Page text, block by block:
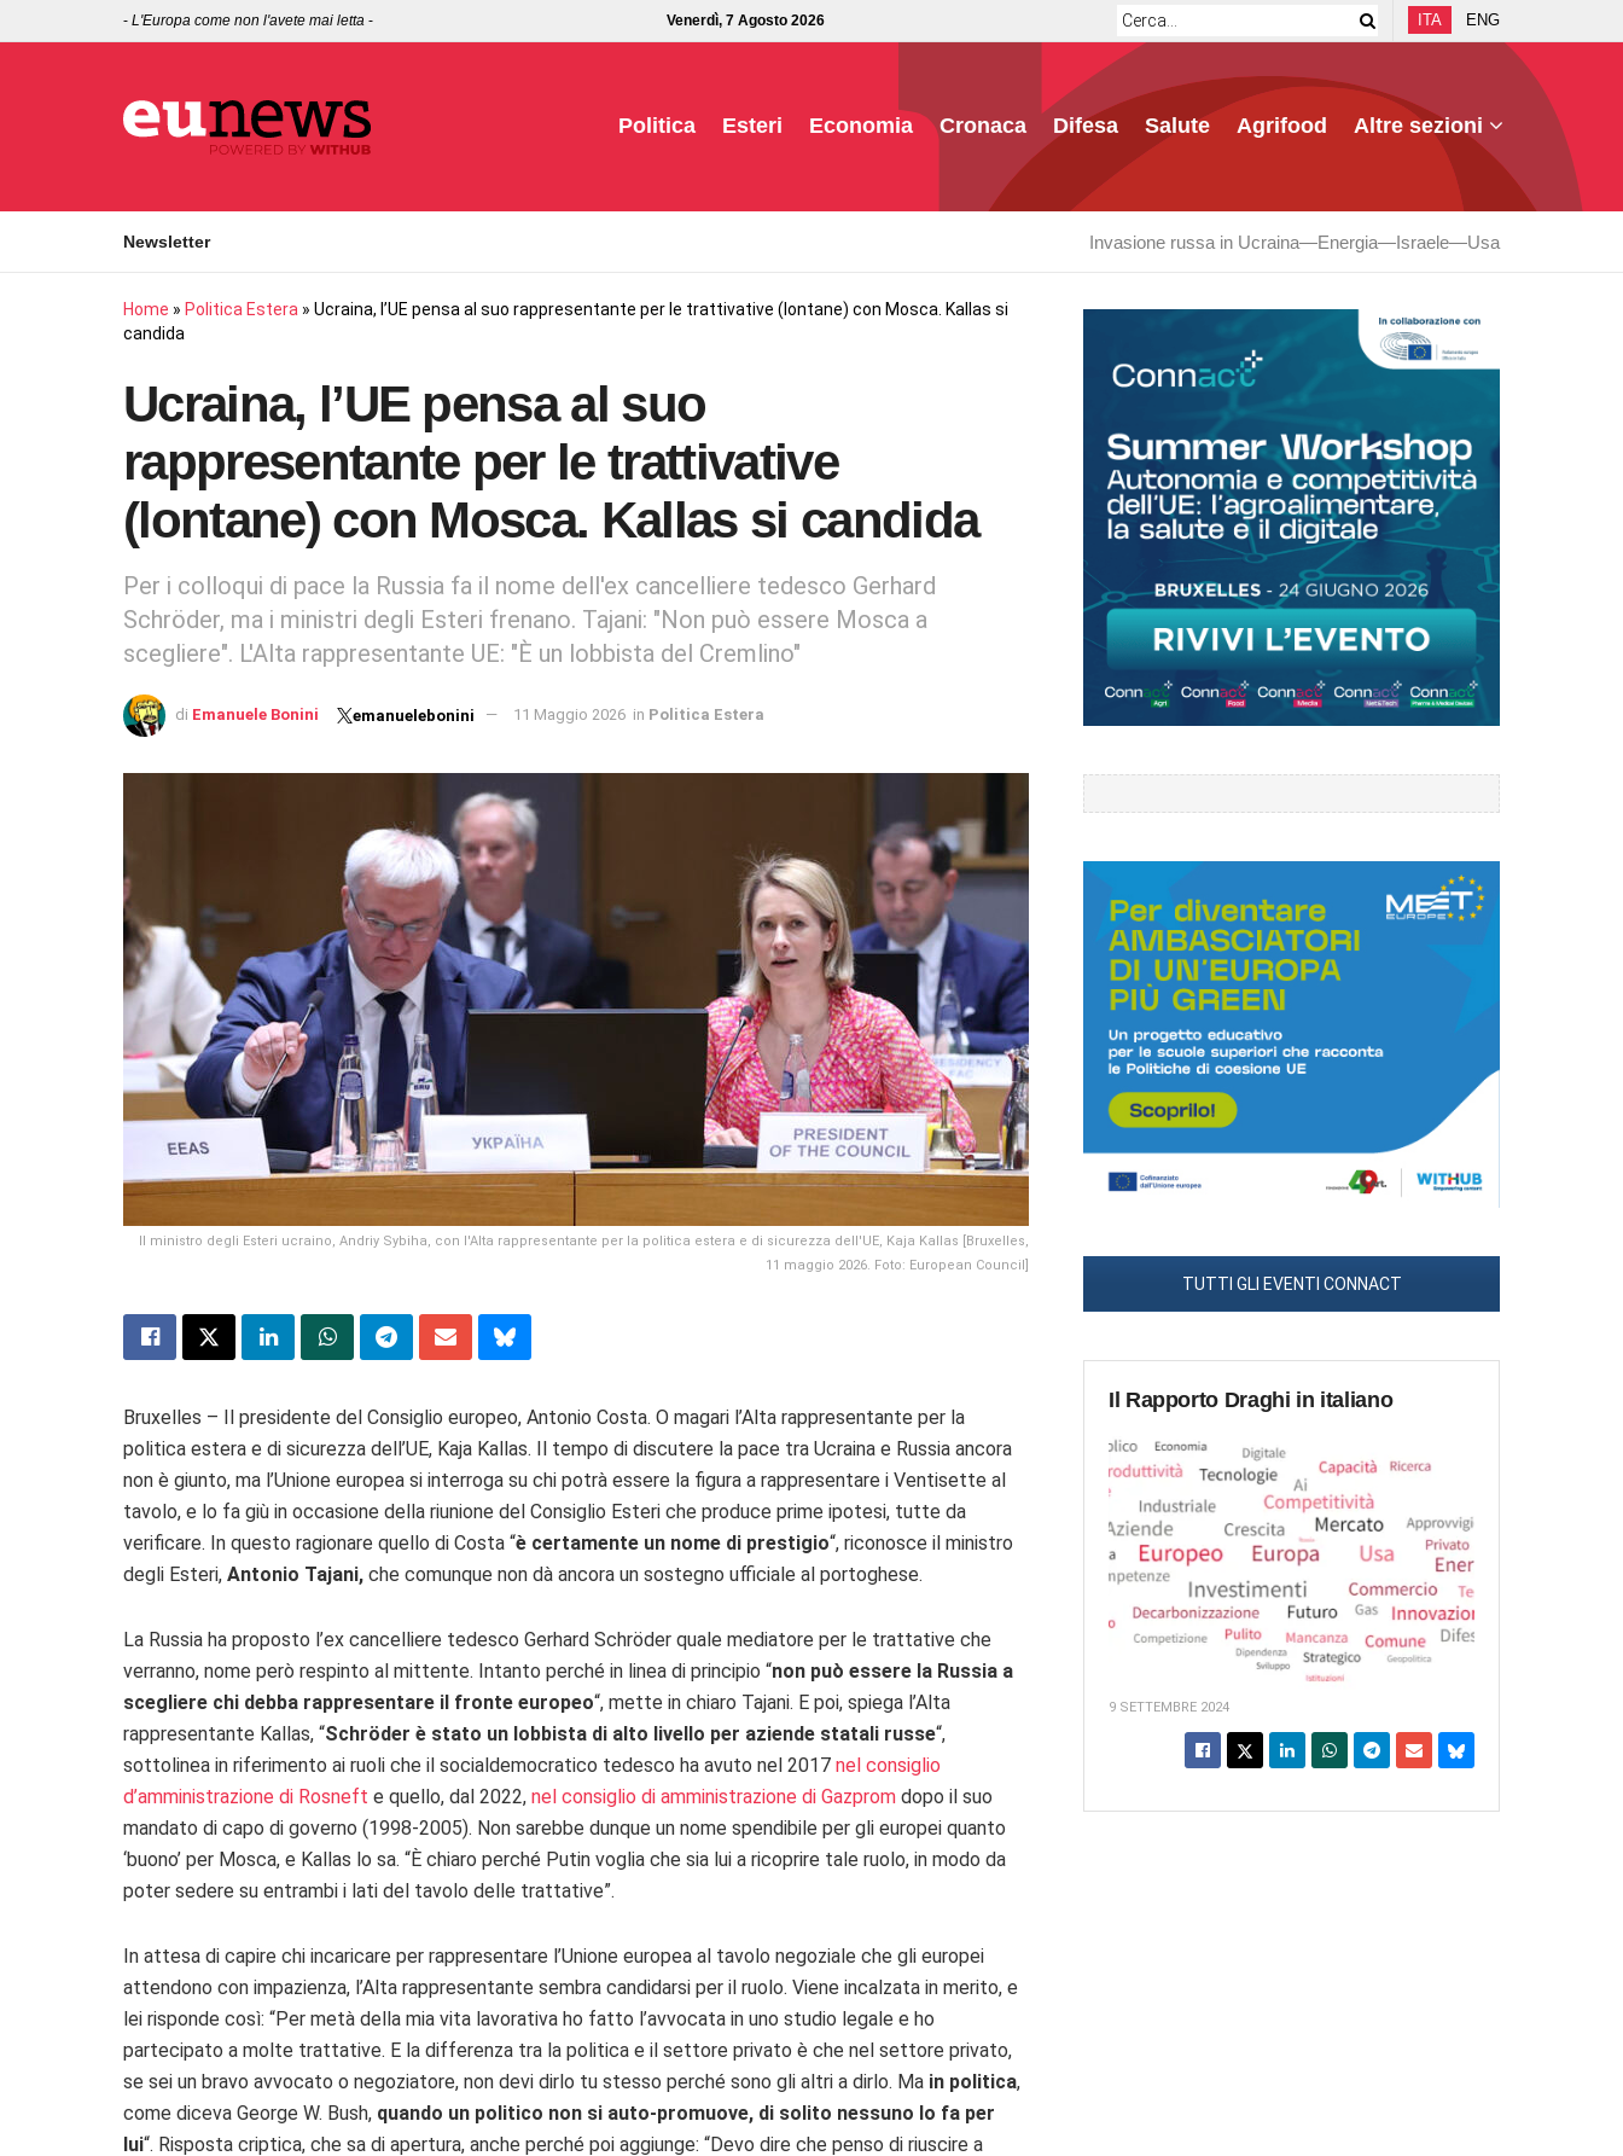
- L'Europa come non l'avete mai letta - Venerdì, 7 Agosto 2026 ITA ENG
Politica Esteri Economia Cronaca Difesa Salute Agrifood Altre sezioni
Newsletter Invasione russa in Ucraina Energia Israele Usa
Home » Politica Estera » Ucraina, l’UE pensa al suo rappresentante per le trattivative (lontane) con Mosca. Kallas si
candida
Ucraina, l’UE pensa al suo
rappresentante per le trattivative
(lontane) con Mosca. Kallas si candida
Per i colloqui di pace la Russia fa il nome dell'ex cancelliere tedesco Gerhard
Schröder, ma i ministri degli Esteri frenano. Tajani: "Non può essere Mosca a
scegliere". L'Alta rappresentante UE: "È un lobbista del Cremlino"
di Emanuele Bonini emanuelebonini 11 Maggio 2026 in Politica Estera
Il ministro degli Esteri ucraino, Andriy Sybiha, con l'Alta rappresentante per la politica estera e di sicurezza dell'UE, Kaja Kallas [Bruxelles,
11 maggio 2026. Foto: European Council]
Bruxelles – Il presidente del Consiglio europeo, Antonio Costa. O magari l’Alta rappresentante per la
politica estera e di sicurezza dell’UE, Kaja Kallas. Il tempo di discutere la pace tra Ucraina e Russia ancora
non è giunto, ma l’Unione europea si interroga su chi potrà essere la figura a rappresentare i Ventisette al
tavolo, e lo fa giù in occasione della riunione del Consiglio Esteri che produce prime ipotesi, tutte da
verificare. In questo ragionare quello di Costa “è certamente un nome di prestigio“, riconosce il ministro
degli Esteri, Antonio Tajani, che comunque non dà ancora un sostegno ufficiale al portoghese.
La Russia ha proposto l’ex cancelliere tedesco Gerhard Schröder quale mediatore per le trattative che
verranno, nome però respinto al mittente. Intanto perché in linea di principio “non può essere la Russia a
scegliere chi debba rappresentare il fronte europeo“, mette in chiaro Tajani. E poi, spiega l’Alta
rappresentante Kallas, “Schröder è stato un lobbista di alto livello per aziende statali russe“,
sottolinea in riferimento ai ruoli che il socialdemocratico tedesco ha avuto nel 2017 nel consiglio
d’amministrazione di Rosneft e quello, dal 2022, nel consiglio di amministrazione di Gazprom dopo il suo
mandato di capo di governo (1998-2005). Non sarebbe dunque un nome spendibile per gli europei quanto
‘buono’ per Mosca, e Kallas lo sa. “È chiaro perché Putin voglia che sia lui a ricoprire tale ruolo, in modo da
poter sedere su entrambi i lati del tavolo delle trattative”.
In attesa di capire chi incaricare per rappresentare l’Unione europea al tavolo negoziale che gli europei
attendono con impazienza, l’Alta rappresentante sembra candidarsi per il ruolo. Viene incalzata in merito, e
lei risponde così: “Per metà della mia vita lavorativa ho fatto l’avvocata in uno studio legale e ho
partecipato a molte trattative. E la differenza tra la politica e il settore privato è che nel settore privato,
se sei un bravo avvocato o negoziatore, non devi dirlo tu stesso perché sono gli altri a dirlo. Ma in politica,
come diceva George W. Bush, quando un politico non si auto-promuove, di solito nessuno lo fa per
lui“. Risposta criptica, che sa di apertura, anche perché poi aggiunge: “Devo dire che penso di riuscire a
TUTTI GLI EVENTI CONNACT
Il Rapporto Draghi in italiano
9 SETTEMBRE 2024